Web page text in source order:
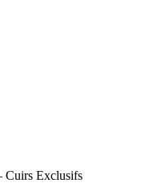
Cuirs Exclusifs